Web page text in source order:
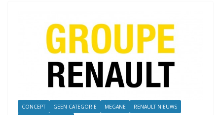
CONCEPT GEEN CATEGORIE MEGANE
RENAULT NIEUWS